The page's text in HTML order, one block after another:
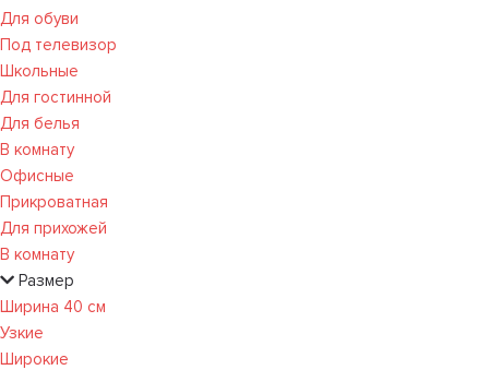
Для обуви
Под телевизор
Школьные
Для гостинной
Для белья
В комнату
Офисные
Прикроватная
Для прихожей
В комнату
Размер
Ширина 40 см
Узкие
Широкие